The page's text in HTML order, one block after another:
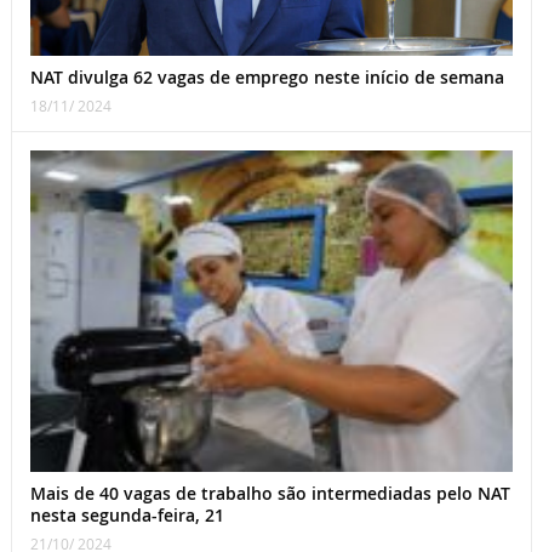
NAT divulga 62 vagas de emprego neste início de semana
18/11/ 2024
Mais de 40 vagas de trabalho são intermediadas pelo NAT
nesta segunda-feira, 21
21/10/ 2024